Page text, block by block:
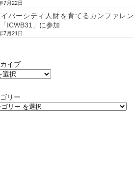
7月22日
イバーシティ人財を育てるカンファレン
ICWB31」に参加
7月21日
イブ
リー